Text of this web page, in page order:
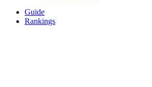
Guide
Rankings